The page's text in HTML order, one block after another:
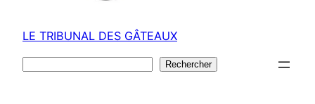
LE TRIBUNAL DES GÂTEAUX
Rechercher